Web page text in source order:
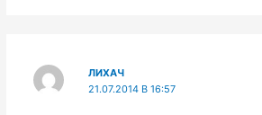
ЛИХАЧ
21.07.2014 В 16:57